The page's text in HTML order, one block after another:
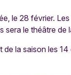
le 28 février.
le théâtre
la saison les